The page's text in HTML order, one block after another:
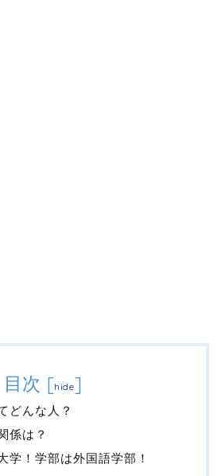
目次 [hide]
どんな人？
係は？
学！学部は外国語学部！